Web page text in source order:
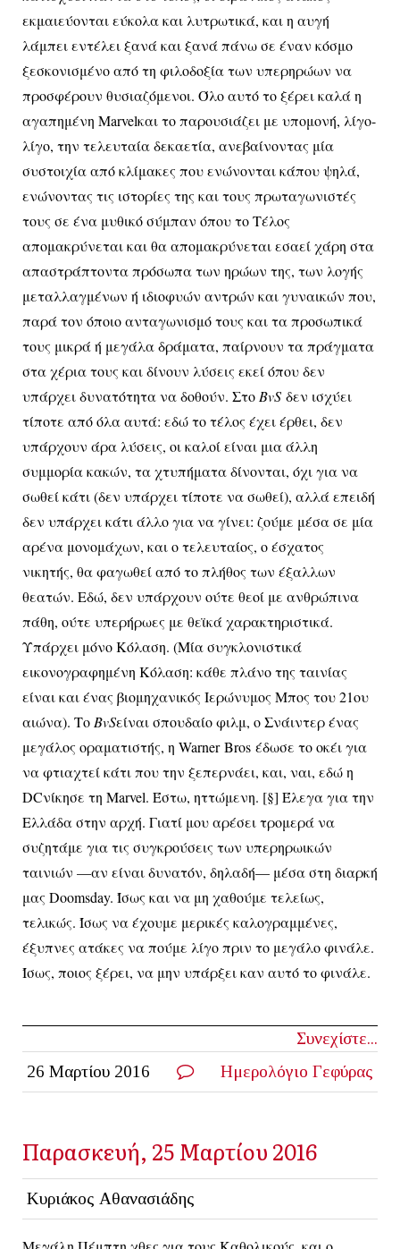
εκμαιεύονται εύκολα και λυτρωτικά, και η αυγή
λάμπει εντέλει ξανά και ξανά πάνω σε έναν κόσμο
ξεσκονισμένο από τη φιλοδοξία των υπερηρώων να
προσφέρουν θυσιαζόμενοι. Όλο αυτό το ξέρει καλά η
αγαπημένη Marvelκαι το παρουσιάζει με υπομονή, λίγο-
λίγο, την τελευταία δεκαετία, ανεβαίνοντας μία
συστοιχία από κλίμακες που ενώνονται κάπου ψηλά,
ενώνοντας τις ιστορίες της και τους πρωταγωνιστές
τους σε ένα μυθικό σύμπαν όπου το Τέλος
απομακρύνεται και θα απομακρύνεται εσαεί χάρη στα
απαστράπτοντα πρόσωπα των ηρώων της, των λογής
μεταλλαγμένων ή ιδιοφυών αντρών και γυναικών που,
παρά τον όποιο ανταγωνισμό τους και τα προσωπικά
τους μικρά ή μεγάλα δράματα, παίρνουν τα πράγματα
στα χέρια τους και δίνουν λύσεις εκεί όπου δεν
υπάρχει δυνατότητα να δοθούν. Στο BvS δεν ισχύει
τίποτε από όλα αυτά: εδώ το τέλος έχει έρθει, δεν
υπάρχουν άρα λύσεις, οι καλοί είναι μια άλλη
συμμορία κακών, τα χτυπήματα δίνονται, όχι για να
σωθεί κάτι (δεν υπάρχει τίποτε να σωθεί), αλλά επειδή
δεν υπάρχει κάτι άλλο για να γίνει: ζούμε μέσα σε μία
αρένα μονομάχων, και ο τελευταίος, ο έσχατος
νικητής, θα φαγωθεί από το πλήθος των έξαλλων
θεατών. Εδώ, δεν υπάρχουν ούτε θεοί με ανθρώπινα
πάθη, ούτε υπερήρωες με θεϊκά χαρακτηριστικά.
Υπάρχει μόνο Κόλαση. (Μία συγκλονιστικά
εικονογραφημένη Κόλαση: κάθε πλάνο της ταινίας
είναι και ένας βιομηχανικός Ιερώνυμος Μπος του 21ου
αιώνα). Το BvSείναι σπουδαίο φιλμ, ο Σνάιντερ ένας
μεγάλος οραματιστής, η WarnerBros έδωσε το οκέι για
να φτιαχτεί κάτι που την ξεπερνάει, και, ναι, εδώ η
DCνίκησε τη Marvel. Έστω, ηττώμενη. [§] Έλεγα για την
Ελλάδα στην αρχή. Γιατί μου αρέσει τρομερά να
συζητάμε για τις συγκρούσεις των υπερηρωικών
ταινιών —αν είναι δυνατόν, δηλαδή— μέσα στη διαρκή
μας Doomsday. Ίσως και να μη χαθούμε τελείως,
τελικώς. Ίσως να έχουμε μερικές καλογραμμένες,
έξυπνες ατάκες να πούμε λίγο πριν το μεγάλο φινάλε.
Ίσως, ποιος ξέρει, να μην υπάρξει καν αυτό το φινάλε.
Συνεχίστε...
26 Μαρτίου 2016
Ημερολόγιο Γεφύρας
Παρασκευή, 25 Μαρτίου 2016
Κυριάκος Αθανασιάδης